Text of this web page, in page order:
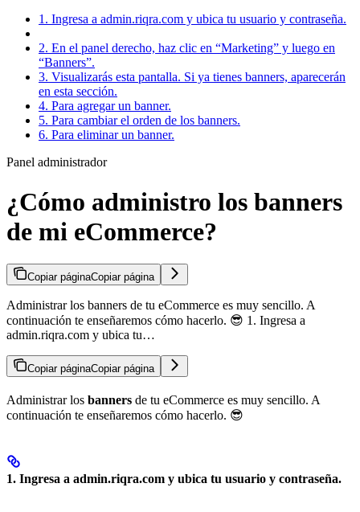
1. Ingresa a admin.riqra.com y ubica tu usuario y contraseña.
2. En el panel derecho, haz clic en “Marketing” y luego en
“Banners”.
3. Visualizarás esta pantalla. Si ya tienes banners, aparecerán
en esta sección.
4. Para agregar un banner.
5. Para cambiar el orden de los banners.
6. Para eliminar un banner.
Panel administrador
¿Cómo administro los banners
de mi eCommerce?
Copiar páginaCopiar página
Administrar los banners de tu eCommerce es muy sencillo. A
continuación te enseñaremos cómo hacerlo. 😎 1. Ingresa a
admin.riqra.com y ubica tu…
Copiar páginaCopiar página
Administrar los banners de tu eCommerce es muy sencillo. A
continuación te enseñaremos cómo hacerlo. 😎
1. Ingresa a admin.riqra.com y ubica tu usuario y contraseña.